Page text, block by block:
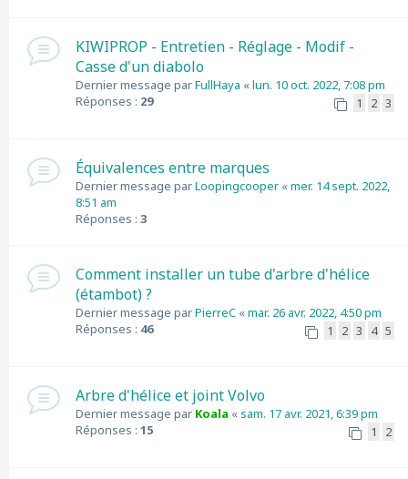
KIWIPROP - Entretien - Réglage - Modif -
Casse d'un diabolo
Dernier message parFullHaya «lun. 10 oct. 2022, 7:08 pm
Réponses : 29 1 2 3
Équivalences entre marques
Dernier message parLoopingcooper «mer. 14 sept. 2022,
8:51 am
Réponses : 3
Comment installer un tube d'arbre d'hélice
(étambot) ?
Dernier message parPierreC «mar. 26 avr. 2022, 4:50 pm
Réponses : 46 1 2 3 4 5
Arbre d'hélice et joint Volvo
Dernier message par Koala «sam. 17 avr. 2021, 6:39 pm
Réponses : 15 1 2